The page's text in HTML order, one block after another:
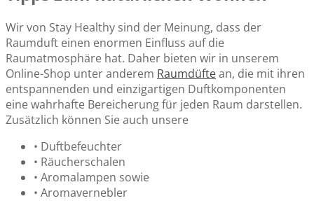
Wir von Stay Healthy sind der Meinung, dass der
Raumduft einen enormen Einfluss auf die
Raumatmosphäre hat. Daher bieten wir in unserem
Online-Shop unter anderem Raumdüftean, die mit ihren
entspannenden und einzigartigen Duftkomponenten
eine wahrhafte Bereicherung für jeden Raum darstellen.
Zusätzlich können Sie auch unsere
• Duftbefeuchter
• Räucherschalen
• Aromalampen sowie
• Aromavernebler